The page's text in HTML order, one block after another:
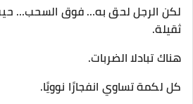
لكن الرجل لحق به… فوق السحب…
ثقيلة.
هناك تبادلا الضربات.
كل لكمة تساوي انفجارًا نوويًا.